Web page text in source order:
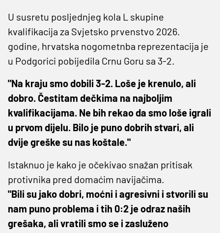
U susretu posljednjeg kola L skupine
kvalifikacija za Svjetsko prvenstvo 2026.
godine, hrvatska nogometnba reprezentacija je
u Podgorici pobijedila Crnu Goru sa 3-2.
"Na kraju smo dobili 3-2. Loše je krenulo, ali
dobro. Čestitam dečkima na najboljim
kvalifikacijama. Ne bih rekao da smo loše igrali
u prvom dijelu. Bilo je puno dobrih stvari, ali
dvije greške su nas koštale."
Istaknuo je kako je očekivao snažan pritisak
protivnika pred domaćim navijačima.
"Bili su jako dobri, moćni i agresivni i stvorili su
nam puno problema i tih 0:2 je odraz naših
grešaka, ali vratili smo se i zasluženo